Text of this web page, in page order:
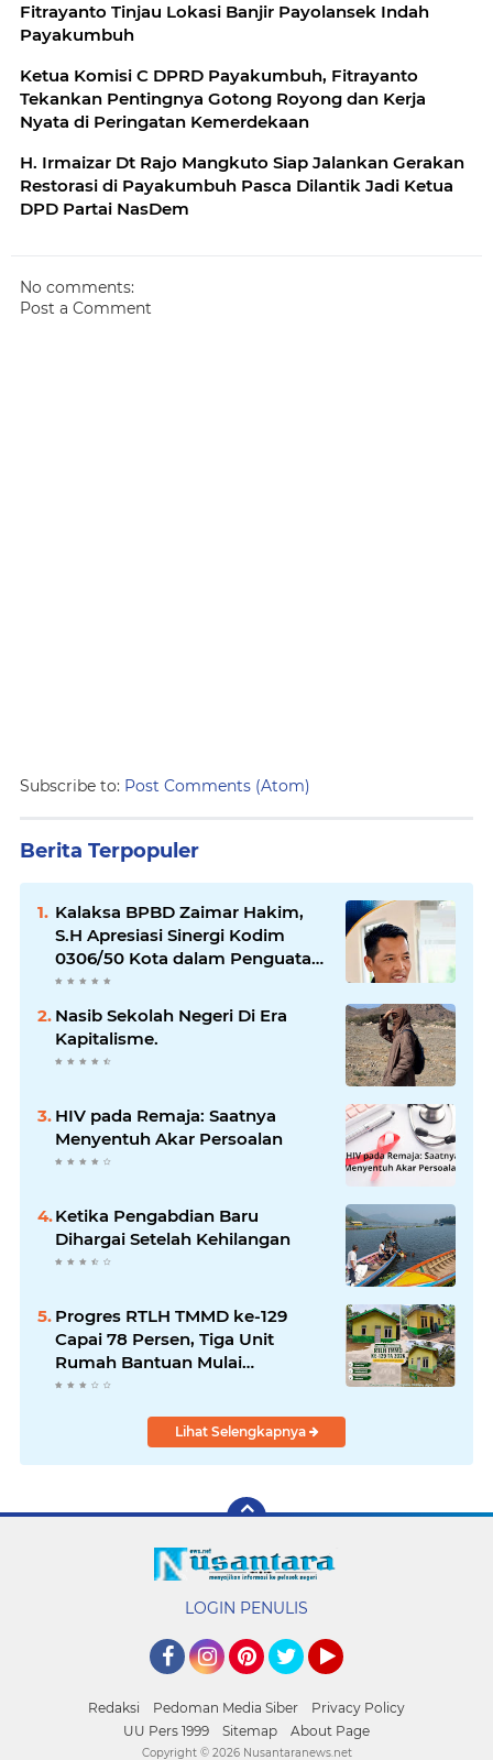
Fitrayanto Tinjau Lokasi Banjir Payolansek Indah
Payakumbuh
Ketua Komisi C DPRD Payakumbuh, Fitrayanto
Tekankan Pentingnya Gotong Royong dan Kerja
Nyata di Peringatan Kemerdekaan
H. Irmaizar Dt Rajo Mangkuto Siap Jalankan Gerakan
Restorasi di Payakumbuh Pasca Dilantik Jadi Ketua
DPD Partai NasDem
No comments:
Post a Comment
Subscribe to: Post Comments (Atom)
Berita Terpopuler
Kalaksa BPBD Zaimar Hakim,
S.H Apresiasi Sinergi Kodim
0306/50 Kota dalam Penguatan
Mitigasi dan Penanganan
Bencana
Nasib Sekolah Negeri Di Era
Kapitalisme.
HIV pada Remaja: Saatnya
Menyentuh Akar Persoalan
Ketika Pengabdian Baru
Dihargai Setelah Kehilangan
Progres RTLH TMMD ke-129
Capai 78 Persen, Tiga Unit
Rumah Bantuan Mulai
Rampung
Lihat Selengkapnya
LOGIN PENULIS
Redaksi Pedoman Media Siber
Privacy Policy
UU Pers 1999
Sitemap About Page
Copyright © 2026 Nusantaranews.net